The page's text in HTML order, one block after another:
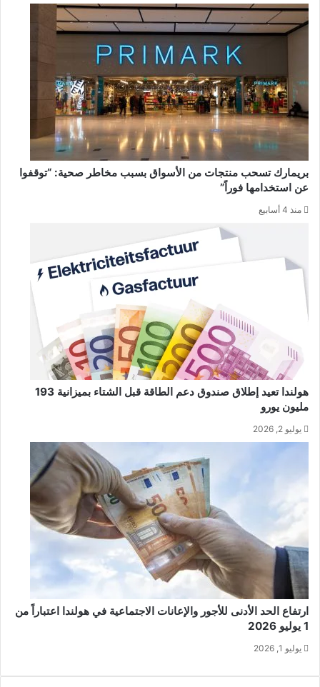
بريمارك تسحب منتجات من الأسواق بسبب مخاطر صحية: “توقفوا
عن استخدامها فوراً”
منذ 4 أسابيع
هولندا تعيد إطلاق صندوق دعم الطاقة قبل الشتاء بميزانية 193
مليون يورو
يوليو 2, 2026
ارتفاع الحد الأدنى للأجور والإعانات الاجتماعية في هولندا اعتباراً من
1 يوليو 2026
يوليو 1, 2026